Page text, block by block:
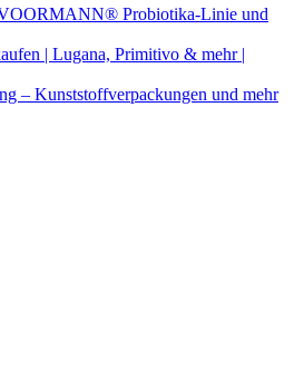
Probiotika-Linie und
| Lugana, Primitivo & mehr |
– Kunststoffverpackungen und mehr